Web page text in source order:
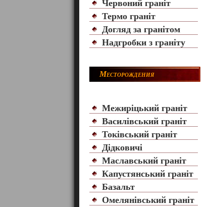
Червоний граніт
Термо граніт
Догляд за гранітом
Надгробки з граніту
Месторождения
Межиріцький граніт
Василівський граніт
Токівський граніт
Дідковичі
Маславський граніт
Капустянський граніт
Базальт
Омелянівський граніт